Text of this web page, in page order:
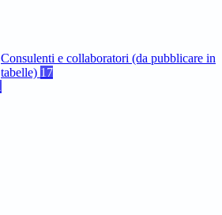
Consulenti e collaboratori (da pubblicare in
tabelle) 17